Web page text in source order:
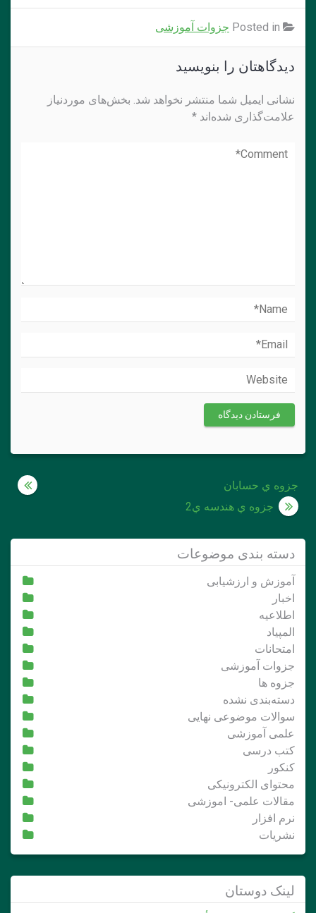
جزوات آموزشی
دیدگاهتان را بنویسید
نشانی ایمیل شما منتشر نخواهد شد. بخش‌های موردنیاز
علامت‌گذاری شده‌اند *
راهبری
نوشته
جزوه ي حسابان
جزوه ي هندسه ي2
دسته بندی موضوعات
آموزش و ارزشیابی
اخبار
اطلاعیه
المپیاد
امتحانات
جزوات آموزشی
جزوه ها
دسته‌بندی نشده
سوالات موضوعی نهایی
علمی آموزشی
کتب درسی
کنکور
محتوای الکترونیکی
مقالات علمی- اموزشی
نرم افزار
نشریات
لینک دوستان